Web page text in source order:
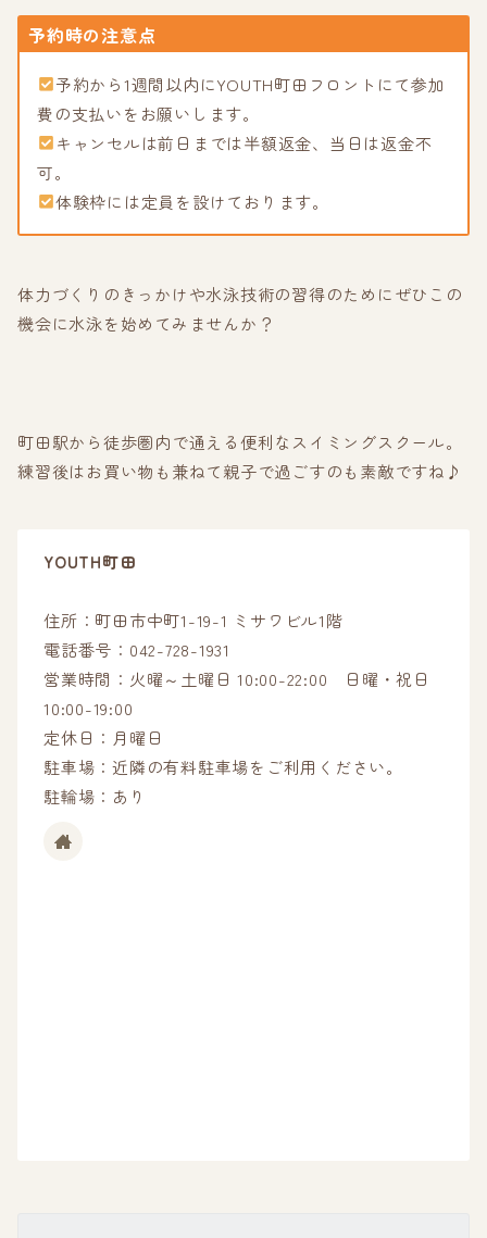
予約時の注意点
予約から1週間以内にYOUTH町田フロントにて参加
費の支払いをお願いします。
キャンセルは前日までは半額返金、当日は返金不
可。
体験枠には定員を設けております。
体力づくりのきっかけや水泳技術の習得のためにぜひこの
機会に水泳を始めてみませんか？
町田駅から徒歩圏内で通える便利なスイミングスクール。
練習後はお買い物も兼ねて親子で過ごすのも素敵ですね♪
YOUTH町田
住所：町田市中町1-19-1 ミサワビル1階
電話番号：042-728-1931
営業時間：火曜～土曜日 10:00-22:00 日曜・祝日
10:00-19:00
定休日：月曜日
駐車場：近隣の有料駐車場をご利用ください。
駐輪場：あり